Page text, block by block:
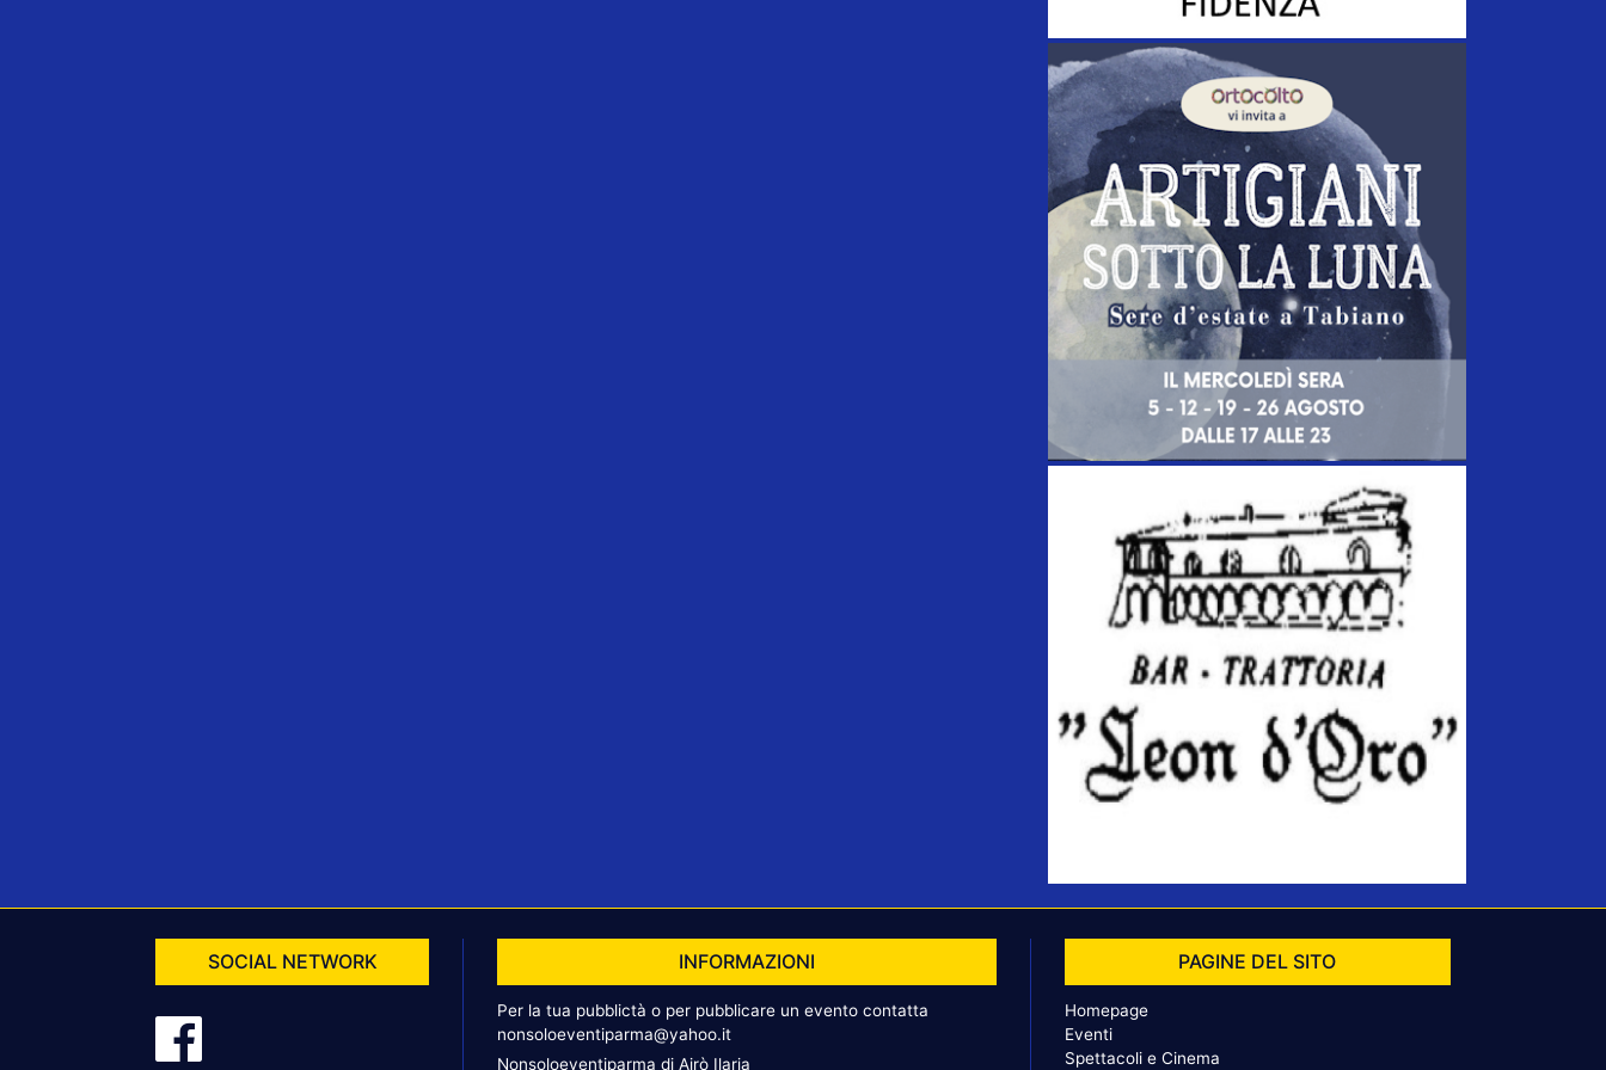
SOCIAL NETWORK INFORMAZIONI
Per la tua pubblictà o per pubblicare un evento contatta
nonsoloeventiparma@yahoo.it
Nonsoloeventiparma di Airò Ilaria
PAGINE DEL SITO
Homepage
Eventi
Spettacoli e Cinema